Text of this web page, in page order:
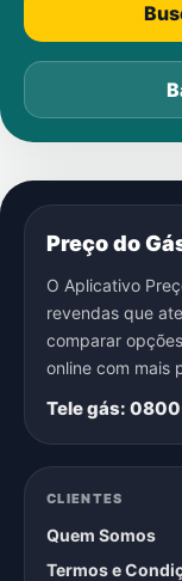
Preço do
O Aplicativo
revendas que
comparar
online com mais
Tele gás:
CLIENTES
Quem Somos
Termos e